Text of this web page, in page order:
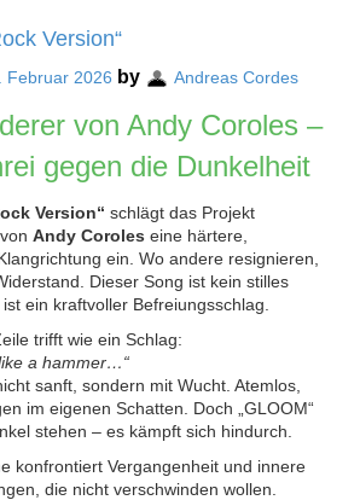
Version“
Februar 2026 by Andreas Cordes
von Andy Coroles –
gegen die Dunkelheit
Version“ schlägt das Projekt
Andy Coroles eine härtere,
ein. Wo andere resignieren,
Dieser Song ist kein stilles
ein kraftvoller Befreiungsschlag.
trifft wie ein Schlag:
a hammer…“
sanft, sondern mit Wucht. Atemlos,
im eigenen Schatten. Doch „GLOOM“
stehen – es kämpft sich hindurch.
konfrontiert Vergangenheit und innere
die nicht verschwinden wollen.